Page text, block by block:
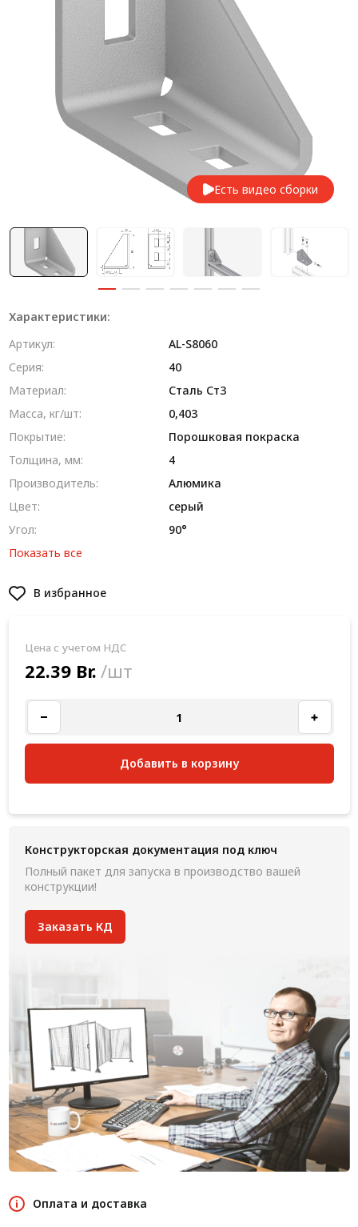
Алюминиевые промышленные ограждения
Алюминиевая промышленная мебель
Крейты и кассеты Subrack systems
Профиль строительного назначения
Радиаторный алюминиевый профиль NEW!
Метрический крепеж
Конструкции из профиля
Есть видео сборки
Характеристики:
Артикул:
AL-S8060
Серия:
40
Материал:
Сталь Ст3
Масса, кг/шт:
0,403
Покрытие:
Порошковая покраска
Толщина, мм:
4
Производитель:
Алюмика
Цвет:
серый
Угол:
90°
Показать все
В избранное
Цена с учетом НДС
22.39 Br. /шт
Добавить в корзину
Конструкторская документация под ключ
Полный пакет для запуска в производство вашей
конструкции!
Заказать КД
Оплата и доставка